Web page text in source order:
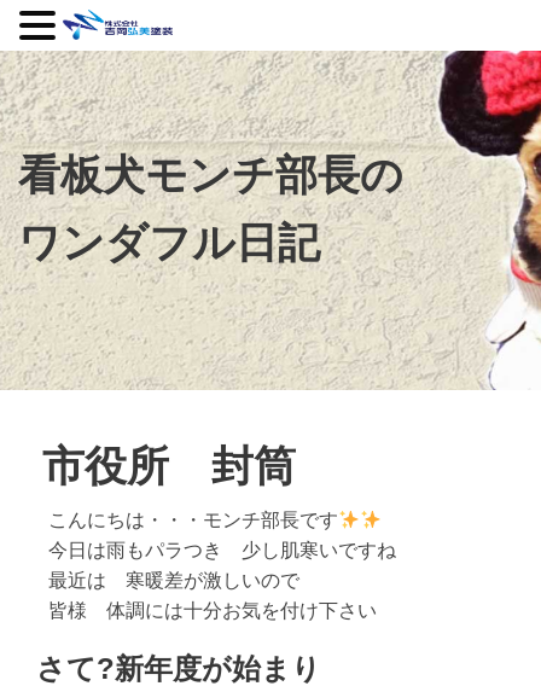
看板犬モンチ部長の
ワンダフル日記
市役所 封筒
こんにちは・・・モンチ部長です
今日は雨もパラつき 少し肌寒いですね
最近は 寒暖差が激しいので
皆様 体調には十分お気を付け下さい
さて?新年度が始まり